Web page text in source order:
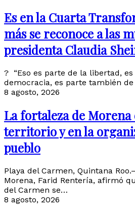
Es en la Cuarta
más se reconoce a las
presidenta Claudia
? “Eso es parte de la libertad,
democracia, es parte también
8 agosto, 2026
La fortaleza de Morena
territorio y en la
pueblo
Playa del Carmen, Quintana
Morena, Farid Rentería, afirmó
del Carmen se…
8 agosto, 2026